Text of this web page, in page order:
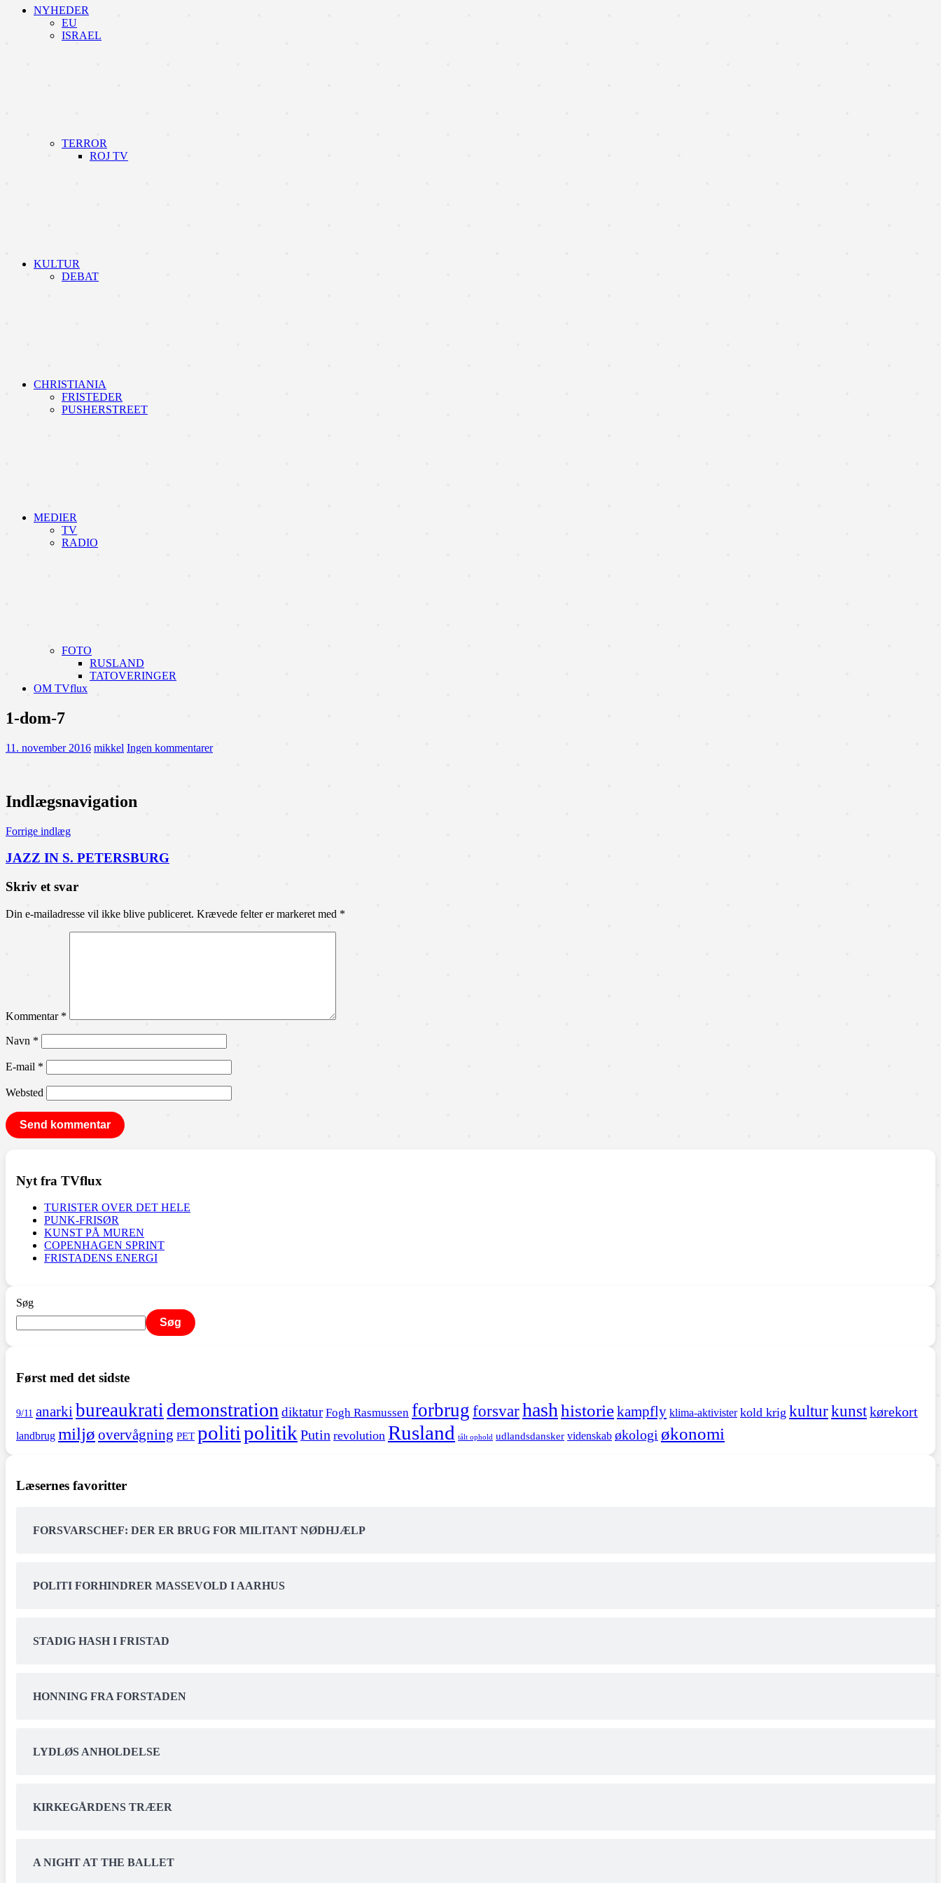
NYHEDER
EU
ISRAEL
TERROR
ROJ TV
KULTUR
DEBAT
CHRISTIANIA
FRISTEDER
PUSHERSTREET
MEDIER
TV
RADIO
FOTO
RUSLAND
TATOVERINGER
OM TVflux
1-dom-7
11. november 2016 mikkel Ingen kommentarer
Indlægsnavigation
Forrige indlæg
JAZZ IN S. PETERSBURG
Skriv et svar
Din e-mailadresse vil ikke blive publiceret. Krævede felter er markeret med *
Kommentar *
Navn *
E-mail *
Websted
Nyt fra TVflux
TURISTER OVER DET HELE
PUNK-FRISØR
KUNST PÅ MUREN
COPENHAGEN SPRINT
FRISTADENS ENERGI
Søg
Søg
Først med det sidste
9/11 anarki bureaukrati demonstration diktatur Fogh Rasmussen forbrugforsvarhash historiekampfly klima-aktivister kold krig kulturkunstkørekort
landbrug miljø overvågning PET politipolitik Putin revolution Rusland tålt ophold udlandsdansker videnskab økologi økonomi
Læsernes favoritter
FORSVARSCHEF: DER ER BRUG FOR MILITANT NØDHJÆLP
POLITI FORHINDRER MASSEVOLD I AARHUS
STADIG HASH I FRISTAD
HONNING FRA FORSTADEN
LYDLØS ANHOLDELSE
KIRKEGÅRDENS TRÆER
A NIGHT AT THE BALLET